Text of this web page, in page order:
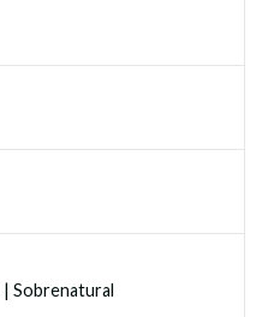
| Sobrenatural